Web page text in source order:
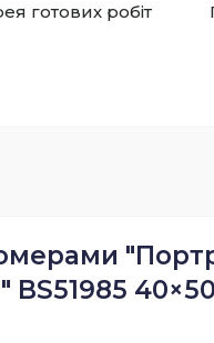
готових робіт
BS51985